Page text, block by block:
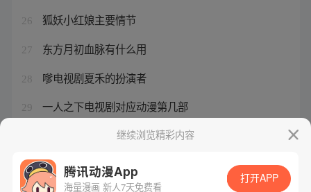
26 狐妖小红娘主要情节
27 东方月初血脉有什么用
28 嗲电视剧夏禾的扮演者
29 一人之下电视剧对应动漫第几部
开局一座山3季上映时间表
继续浏览精彩内容
腾讯动漫App
海量漫画 新人7天免费看
打开APP